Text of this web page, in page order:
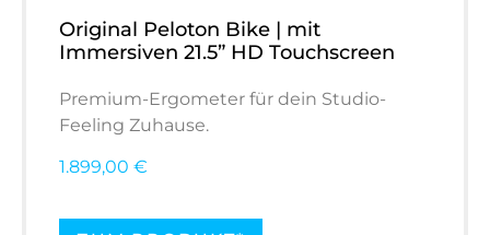
Original Peloton Bike | mit
Immersiven 21.5” HD Touchscreen
Premium-Ergometer für dein Studio-
Feeling Zuhause.
1.899,00 €